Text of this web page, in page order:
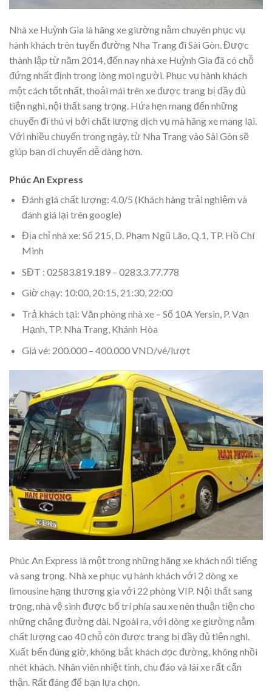
Nhà xe Huỳnh Gia là hãng xe giường nằm chuyên phục vụ
hành khách trên tuyến đường Nha Trang đi Sài Gòn. Được
thành lập từ năm 2014, đến nay nhà xe Huỳnh Gia đã có chỗ
đứng nhất định trong lòng mọi người. Phục vụ hành khách
một cách tốt nhất, thoải mái trên xe được trang bị đầy đủ
tiện nghi, nội thất sang trọng. Hứa hẹn mang đến những
chuyến đi thú vị bởi chất lượng dịch vụ mà hãng xe mang lại.
Với nhiều chuyến trong ngày, từ Nha Trang vào Sài Gòn sẽ
giúp bạn di chuyển dễ dàng hơn.
Phúc An Express
Đánh giá chất lượng: 4.0/5 (Khách hàng trải nghiệm và
đánh giá lại trên google)
Địa chỉ nhà xe: Số 215, D. Phạm Ngũ Lão, Q.1, TP. Hồ Chí
Minh
SĐT : 02583.819.189 – 0283.3.77.778
Giờ chạy: 10:00, 20:15, 21:30, 22:00
Trả khách tại: Văn phòng nhà xe – Số 10A Yersin, P. Vạn
Hạnh, TP. Nha Trang, Khánh Hòa
Giá vé: 200.000 – 400.000 VND/vé/lượt
Phúc An Express là một trong những hãng xe khách nổi tiếng
và sang trọng. Nhà xe phục vụ hành khách với 2 dòng xe
limousine hạng thương gia với 22 phòng VIP. Nội thất sang
trọng, nhà vệ sinh được bố trí phía sau xe nên thuận tiện cho
những chặng đường dài. Ngoài ra, với dòng xe giường nằm
chất lượng cao 40 chỗ còn được trang bị đầy đủ tiện nghi.
Xuất bến đúng giờ, không bắt khách dọc đường, không nhồi
nhét khách. Nhân viên nhiệt tình, chu đáo và lái xe rất cẩn
thận. Rất đáng để bạn lựa chọn.